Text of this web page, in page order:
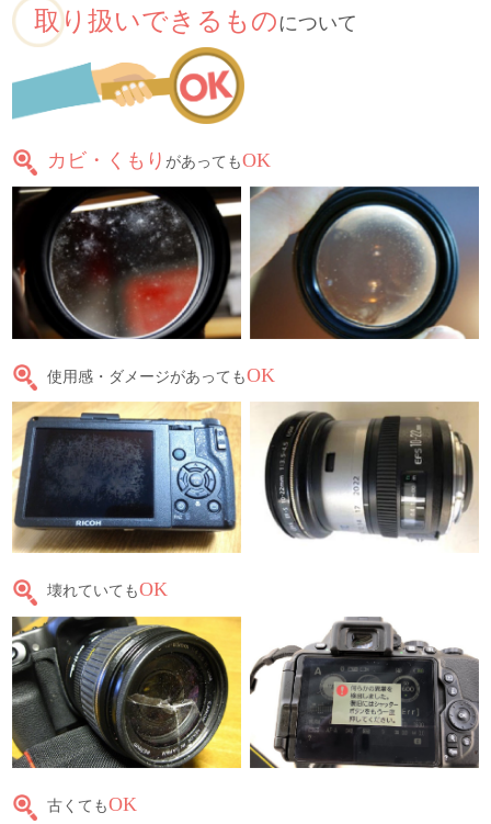
取り扱いできるものについて
カビ・くもり があってもOK
使用感・ダメージがあってもOK
壊れていてもOK
古くてもOK